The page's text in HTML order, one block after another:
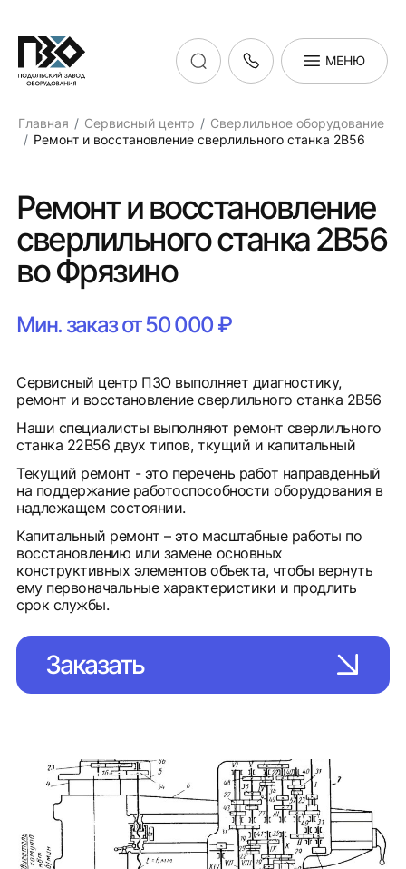
МЕНЮ
Главная Сервисный центр
Сверлильное оборудование
Ремонт и восстановление сверлильного станка 2В56
Ремонт и восстановление
сверлильного станка 2В56
во Фрязино
Мин. заказ от 50 000 ₽
Сервисный центр ПЗО выполняет диагностику,
ремонт и восстановление сверлильного станка 2В56
Наши специалисты выполняют ремонт сверлильного
станка 22В56 двух типов, ткущий и капитальный
Текущий ремонт - это перечень работ направденный
на поддержание работоспособности оборудования в
надлежащем состоянии.
Капитальный ремонт – это масштабные работы по
восстановлению или замене основных
конструктивных элементов объекта, чтобы вернуть
ему первоначальные характеристики и продлить
срок службы.
Заказать